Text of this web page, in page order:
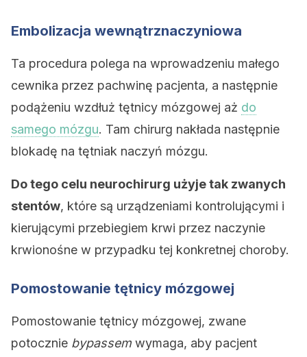
Embolizacja wewnątrznaczyniowa
Ta procedura polega na wprowadzeniu małego
cewnika przez pachwinę pacjenta, a następnie
podążeniu wzdłuż tętnicy mózgowej aż do
samego mózgu. Tam chirurg nakłada następnie
blokadę na tętniak naczyń mózgu.
Do tego celu neurochirurg użyje tak zwanych
stentów, które są urządzeniami kontrolującymi i
kierującymi przebiegiem krwi przez naczynie
krwionośne w przypadku tej konkretnej choroby.
Pomostowanie tętnicy mózgowej
Pomostowanie tętnicy mózgowej, zwane
potocznie bypassemwymaga, aby pacjent